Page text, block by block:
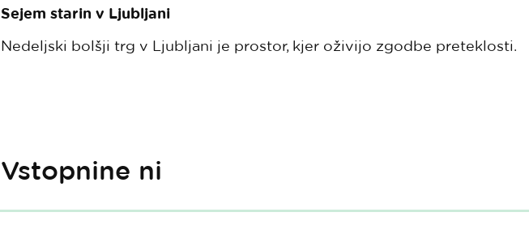
Sejem starin v Ljubljani
Nedeljski bolšji trg v Ljubljani je prostor, kjer oživijo zgodbe preteklosti.
Vstopnine ni